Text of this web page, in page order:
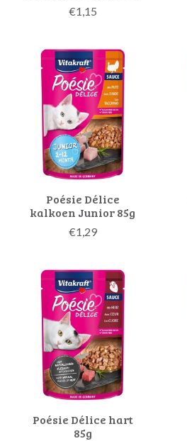
€1,15
Poésie Délice
kalkoen Junior 85g
€1,29
Poésie Délice hart
85g